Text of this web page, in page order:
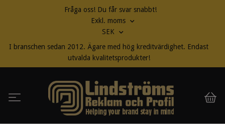
Fråga oss! Du får svar snabbt!
Exkl. moms
SEK
I branschen sedan 2012. Ägare med hög kreditvärdighet. Endast
utvalda kvalitetsprodukter!